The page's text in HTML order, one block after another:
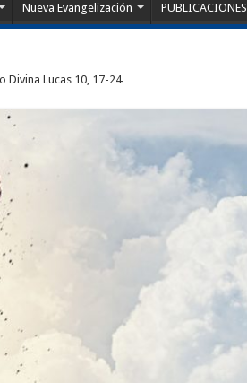
Nueva Evangelización PUBLICACIONES
Divina Lucas 10, 17-24